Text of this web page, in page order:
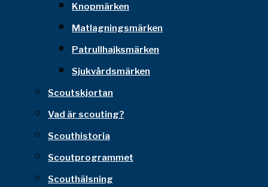
Knopmärken
Matlagningsmärken
Patrullhajksmärken
Sjukvårdsmärken
Scoutskjortan
Vad är scouting?
Scouthistoria
Scoutprogrammet
Scouthälsning